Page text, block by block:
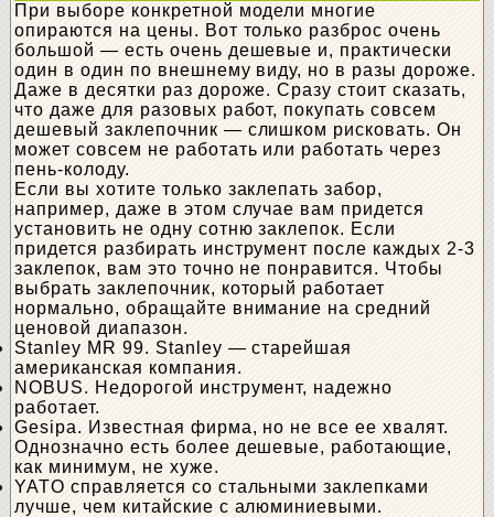
При выборе конкретной модели многие
опираются на цены. Вот только разброс очень
большой — есть очень дешевые и, практически
один в один по внешнему виду, но в разы дороже.
Даже в десятки раз дороже. Сразу стоит сказать,
что даже для разовых работ, покупать совсем
дешевый заклепочник — слишком рисковать. Он
может совсем не работать или работать через
пень-колоду.
Если вы хотите только заклепать забор,
например, даже в этом случае вам придется
установить не одну сотню заклепок. Если
придется разбирать инструмент после каждых 2-3
заклепок, вам это точно не понравится. Чтобы
выбрать заклепочник, который работает
нормально, обращайте внимание на средний
ценовой диапазон.
Stanley MR 99. Stanley — старейшая
американская компания.
NOBUS. Недорогой инструмент, надежно
работает.
Gesipa. Известная фирма, но не все ее хвалят.
Однозначно есть более дешевые, работающие,
как минимум, не хуже.
YATO справляется со стальными заклепками
лучше, чем китайские с алюминиевыми.